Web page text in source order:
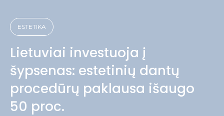
ESTETIKA
Lietuviai investuoja į
šypsenas: estetinių dantų
procedūrų paklausa išaugo
50 proc.